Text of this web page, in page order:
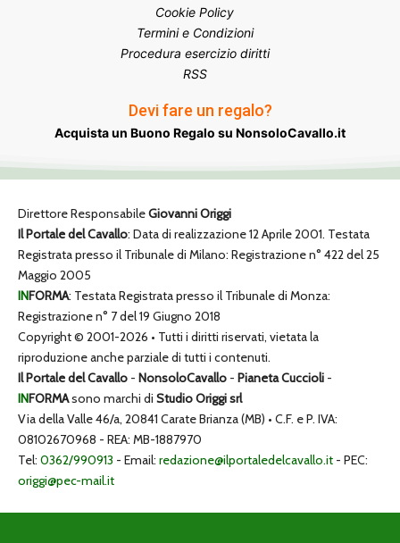
Cookie Policy
Termini e Condizioni
Procedura esercizio diritti
RSS
Devi fare un regalo?
Acquista un Buono Regalo su NonsoloCavallo.it
Direttore ResponsabileGiovanni Origgi
Il Portale del Cavallo: Data di realizzazione 12 Aprile 2001. Testata
Registrata presso il Tribunale di Milano: Registrazione n° 422 del 25
Maggio 2005
INFORMA: Testata Registrata presso il Tribunale di Monza:
Registrazione n° 7 del 19 Giugno 2018
Copyright © 2001-2026 • Tutti i diritti riservati, vietata la
riproduzione anche parziale di tutti i contenuti.
Il Portale del Cavallo - NonsoloCavallo - Pianeta Cuccioli -
INFORMAsono marchi di Studio Origgi srl
Via della Valle 46/a, 20841 Carate Brianza (MB) • C.F. e P. IVA:
08102670968 - REA: MB-1887970
Tel: 0362/990913 - Email: redazione@ilportaledelcavallo.it - PEC:
origgi@pec-mail.it